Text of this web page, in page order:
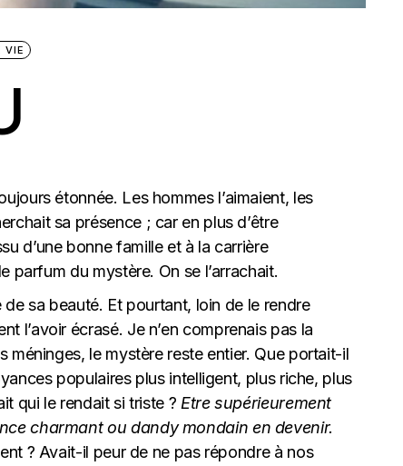
VIE
étonnée. Les hommes l’aimaient, les
sa présence ; car en plus d’être
d’une bonne famille et à la carrière
du mystère. On se l’arrachait.
sa beauté. Et pourtant, loin de le rendre
l’avoir écrasé. Je n’en comprenais pas la
méninges, le mystère reste entier. Que portait-il
populaires plus intelligent, plus riche, plus
qui le rendait si triste ? Etre supérieurement
charmant ou dandy mondain en devenir.
? Avait-il peur de ne pas répondre à nos